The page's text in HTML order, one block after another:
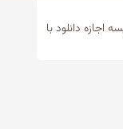
اجازه دانلود با